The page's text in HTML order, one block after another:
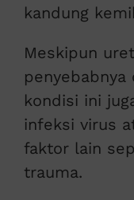
kandung
Meskipun
kondisi ini
infeksi virus
faktor lain
trauma.